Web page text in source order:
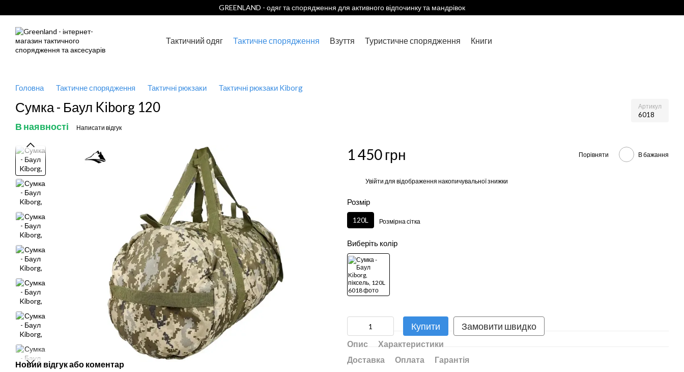
GREENLAND - одяг та спорядження для активного відпочинку та мандрівок
Тактичний одяг Тактичне спорядження Взуття Туристичне спорядження Книги
Головна Тактичне спорядження Тактичні рюкзаки Тактичні рюкзаки Kiborg
Сумка - Баул Kiborg 120 Артикул
6018
В наявності Написати відгук
Новий відгук або коментар
1 450 грн Порівняти В бажання
Увійти для відображення накопичувальної знижки
Розмір
120L Розмірна сітка
Виберіть колір
Купити Замовити швидко
Опис
Характеристики
Доставка
Оплата Гарантія